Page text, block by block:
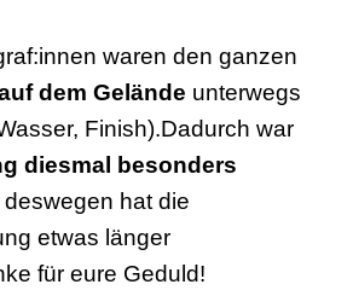
waren den ganzen
dem Gelände unterwegs
Finish).Dadurch war
diesmal besonders
deswegen hat die
etwas länger
für eure Geduld!